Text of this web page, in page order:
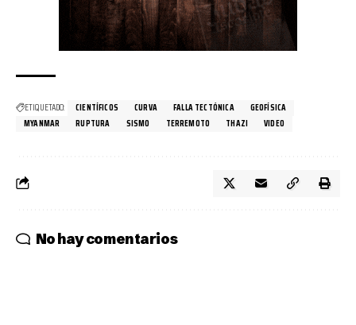
ETIQUETADO: CIENTÍFICOS CURVA FALLA TECTÓNICA
GEOFÍSICA
MYANMAR
RUPTURA SISMO TERREMOTO THAZI VIDEO
No hay comentarios